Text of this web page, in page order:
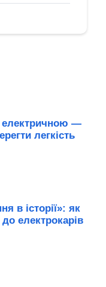
електричною —
легкість
в історії»: як
електрокарів